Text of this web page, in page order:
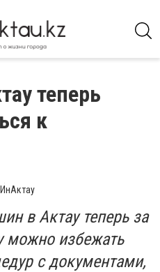
теперь
к
в Актау теперь за
можно избежать
с документами,